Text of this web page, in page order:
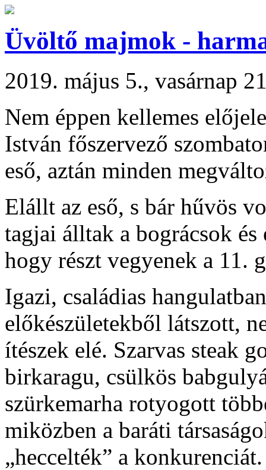
Üvöltő majmok -
2019. május 5., vasárnap
Nem éppen kellemes
István főszervező
eső, aztán minden
Elállt az eső, s bár hűvös
tagjai álltak a bográcsok
hogy részt vegyenek a 11.
Igazi, családias
előkészületekből látszott,
ítészek elé. Szarvas steak
birkaragu, csülkös
szürkemarha rotyogott
miközben a baráti
„heccelték” a konkurenciát.